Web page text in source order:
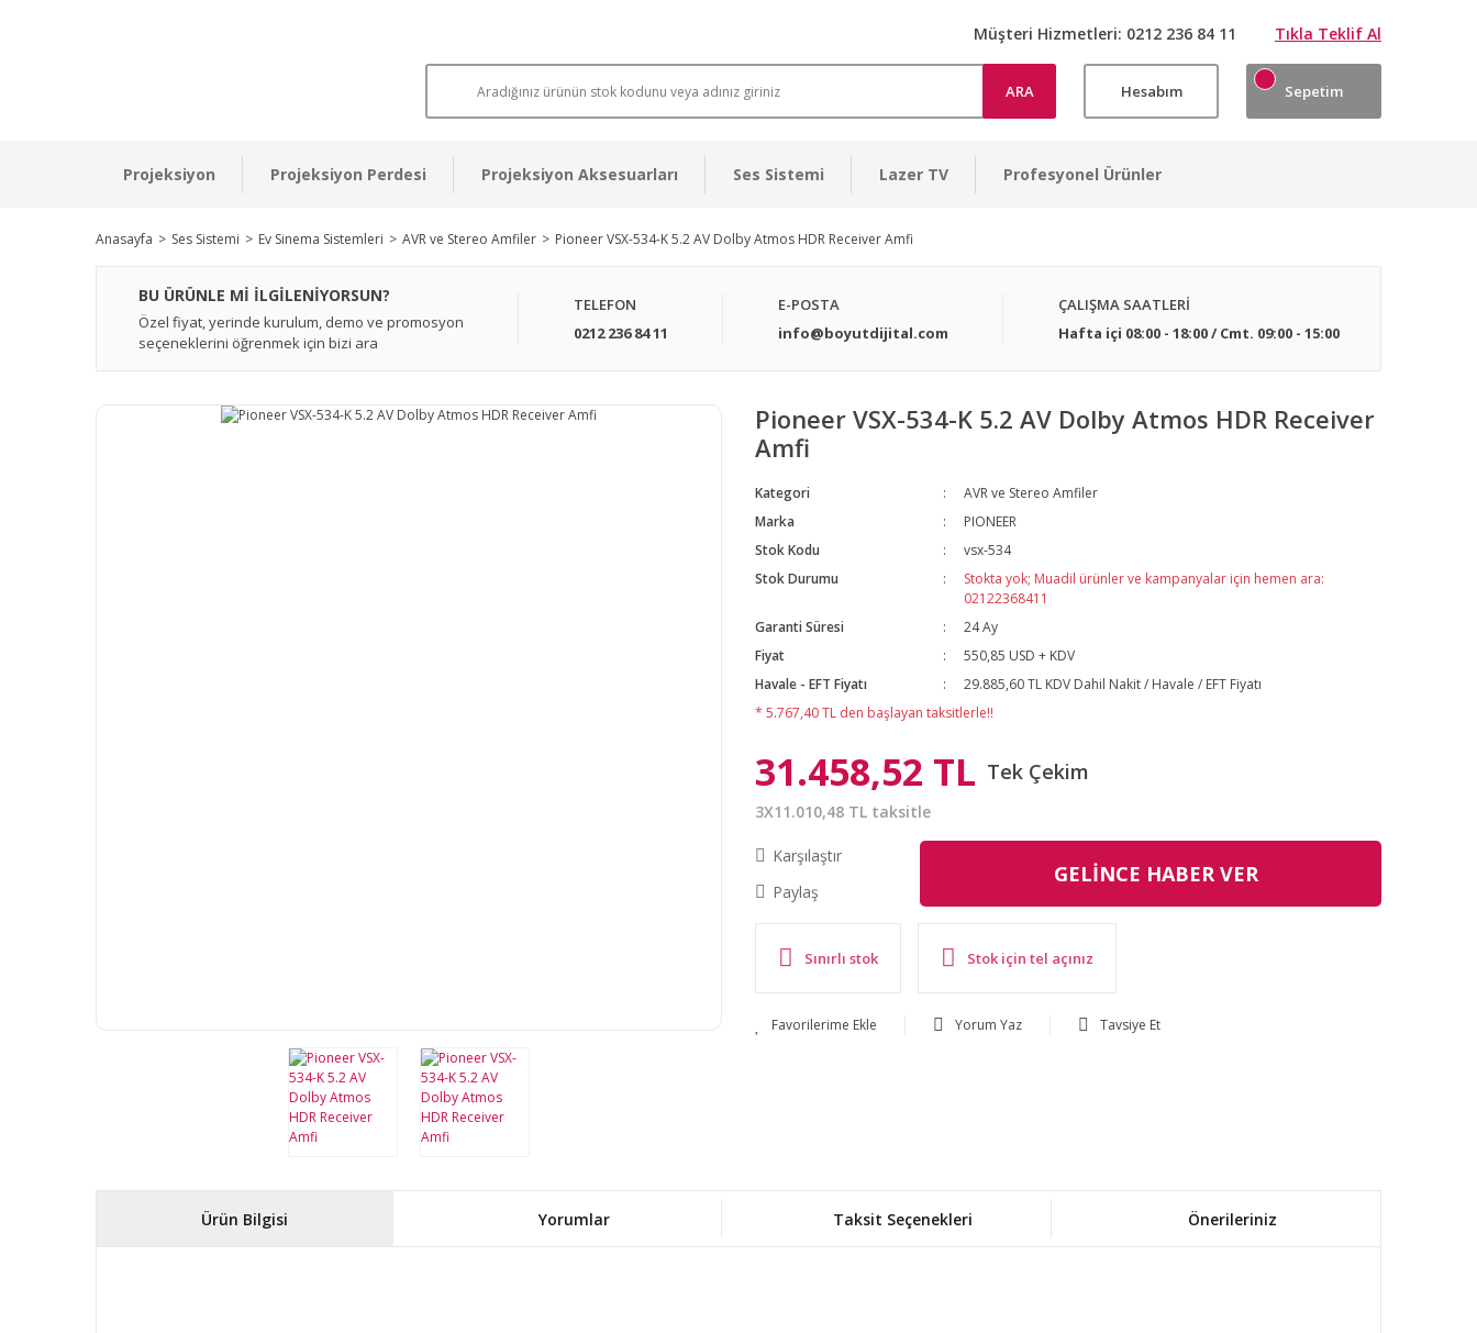
Müşteri Hizmetleri: 0212 236 84 11 Tıkla Teklif Al
ARA Hesabım Sepetim
Projeksiyon Projeksiyon Perdesi Projeksiyon Aksesuarları Ses Sistemi Lazer TV Profesyonel Ürünler
Anasayfa Ses Sistemi Ev Sinema Sistemleri AVR ve Stereo Amfiler Pioneer VSX-534-K 5.2 AV Dolby Atmos HDR Receiver Amfi
BU ÜRÜNLE Mİ İLGİLENİYORSUN?
Özel fiyat, yerinde kurulum, demo ve promosyon
seçeneklerini öğrenmek için bizi ara
TELEFON
0212 236 84 11
E-POSTA
info@boyutdijital.com
ÇALIŞMA SAATLERİ
Hafta içi 08:00 - 18:00 / Cmt. 09:00 - 15:00
Pioneer VSX-534-K 5.2 AV Dolby Atmos HDR Receiver
Amfi
Kategori
AVR ve Stereo Amfiler
Marka
PIONEER
Stok Kodu
vsx-534
Stok Durumu
Stokta yok; Muadil ürünler ve kampanyalar için hemen ara:
02122368411
Garanti Süresi
24 Ay
Fiyat
550,85 USD + KDV
Havale - EFT Fiyatı
29.885,60 TL KDV Dahil Nakit / Havale / EFT Fiyatı
* 5.767,40 TL den başlayan taksitlerle!!
31.458,52 TL Tek Çekim
3X11.010,48 TL taksitle
Karşılaştır
Paylaş
GELİNCE HABER VER
Sınırlı stok Stok için tel açınız
Yorum Yaz Tavsiye Et
Ürün Bilgisi Yorumlar Taksit Seçenekleri Önerileriniz